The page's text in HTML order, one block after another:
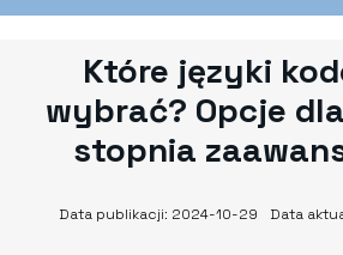
Które języki
wybrać? Opcje
stopnia
Data publikacji: 2024-10-29 Data